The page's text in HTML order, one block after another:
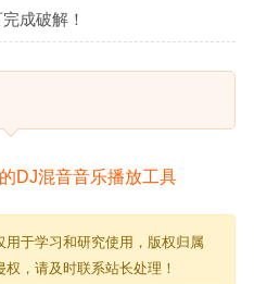
成破解！
于学习和研究使用，版权归属
，请及时联系站长处理！